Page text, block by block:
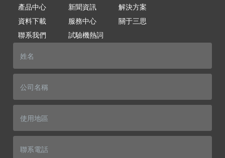
產品中心
新聞資訊
解決方案
資料下載
服務中心
關于三思
聯系我們
試驗機熱詞